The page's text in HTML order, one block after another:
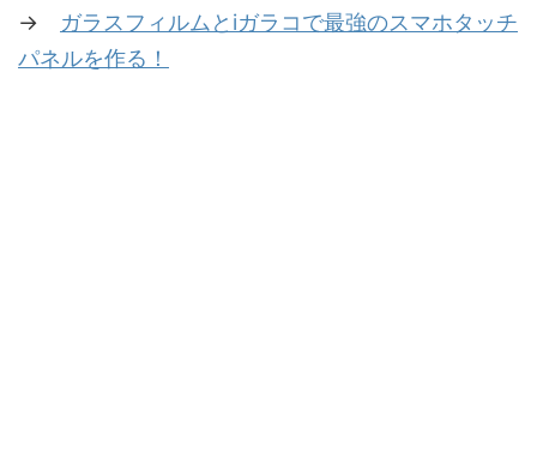
→ ガラスフィルムとiガラコで最強のスマホタッチ
パネルを作る！